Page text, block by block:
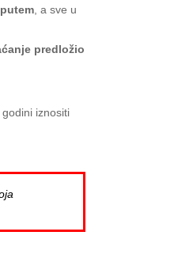
, a sve u
predložio
iznositi